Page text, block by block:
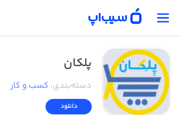
پلکان
دسته‌بندی: کسب‌ و ‌کار
دانلود